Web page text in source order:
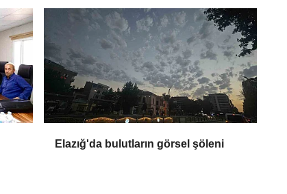
Elazığ'da bulutların görsel şöleni